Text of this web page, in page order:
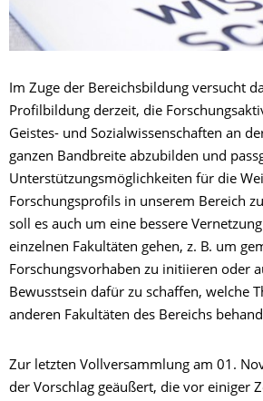
Im Zuge der Bereichsbildung versucht
Profilbildung derzeit, die
Geistes- und Sozialwissenschaften an
ganzen Bandbreite abzubilden und
Unterstützungsmöglichkeiten für die
Forschungsprofils in unserem Bereich
soll es auch um eine bessere
einzelnen Fakultäten gehen, z. B. um
Forschungsvorhaben zu initiieren oder
Bewusstsein dafür zu schaffen, welche
anderen Fakultäten des Bereichs
Zur letzten Vollversammlung am 01.
der Vorschlag geäußert, die vor einiger